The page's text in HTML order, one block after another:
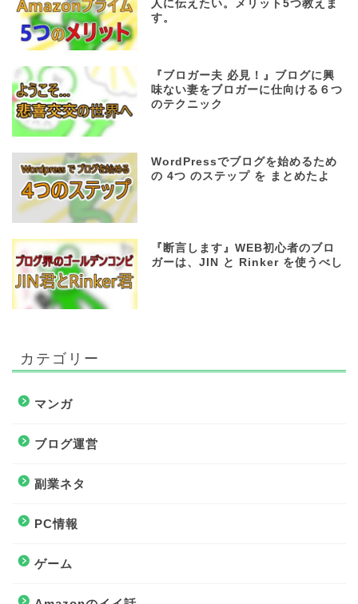
人に伝えたい。メリット5つ教えま
す。
『ブロガー夫 必見！』ブログに興
味ない妻をブロガーに仕向ける６つ
のテクニック
WordPressでブログを始めるため
の 4つ のステップ を まとめたよ
『断言します』WEB初心者のブロ
ガーは、JIN と Rinker を使うべし
カテゴリー
マンガ
ブログ運営
副業ネタ
PC情報
ゲーム